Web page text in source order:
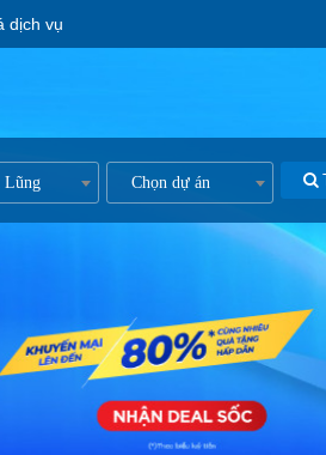
dịch vụ
Lũng Chọn dự án